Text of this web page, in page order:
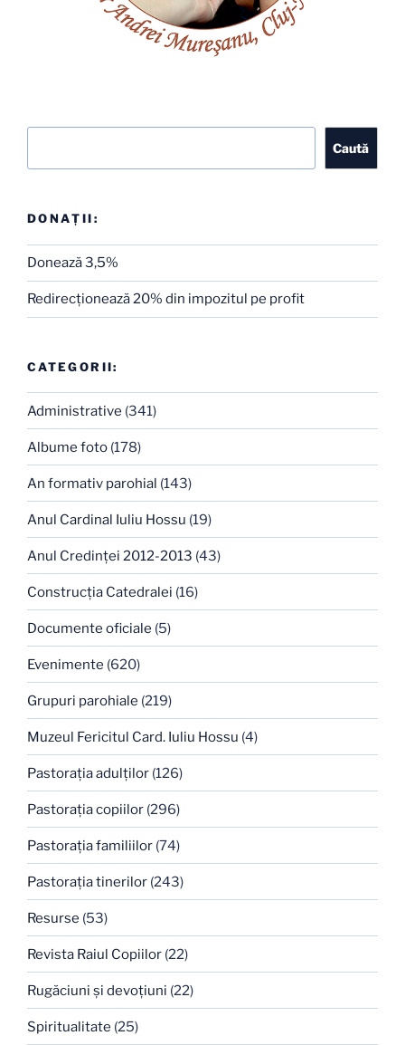
Caută
DONAȚII:
Donează 3,5%
Redirecţionează 20% din impozitul pe profit
CATEGORII:
Administrative (341)
Albume foto (178)
An formativ parohial (143)
Anul Cardinal Iuliu Hossu (19)
Anul Credinţei 2012-2013 (43)
Construcţia Catedralei (16)
Documente oficiale (5)
Evenimente (620)
Grupuri parohiale (219)
Muzeul Fericitul Card. Iuliu Hossu (4)
Pastoraţia adulţilor (126)
Pastoraţia copiilor (296)
Pastoraţia familiilor (74)
Pastoraţia tinerilor (243)
Resurse (53)
Revista Raiul Copiilor (22)
Rugăciuni şi devoţiuni (22)
Spiritualitate (25)